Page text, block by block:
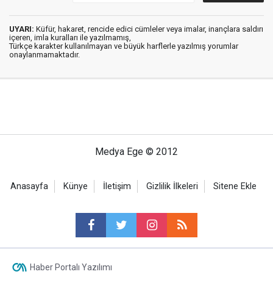
UYARI: Küfür, hakaret, rencide edici cümleler veya imalar, inançlara saldırı
içeren, imla kuralları ile yazılmamış,
Türkçe karakter kullanılmayan ve büyük harflerle yazılmış yorumlar
onaylanmamaktadır.
Medya Ege © 2012
Anasayfa Künye İletişim Gizlilik İlkeleri Sitene Ekle
Haber Portalı Yazılımı